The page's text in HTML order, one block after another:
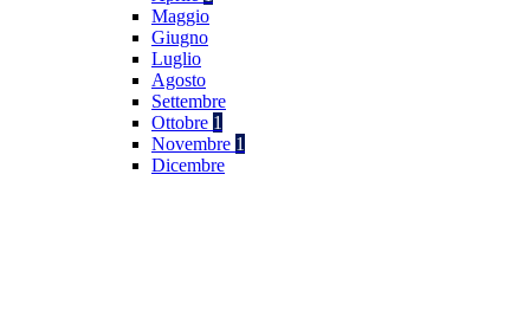
Maggio
Giugno
Luglio
Agosto
Settembre
Ottobre 1
Novembre 1
Dicembre